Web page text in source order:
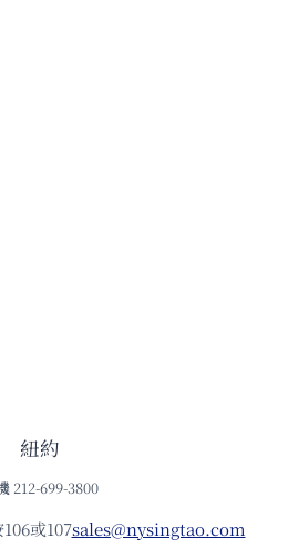
紐約
212-699-3800
或107sales@nysingtao.com